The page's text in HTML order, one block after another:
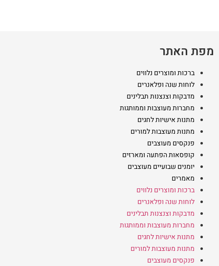
מפת האתר
ברכות ומוצרים נלווים
לוחות שנה ופלאנרים
מדבקות וצנצנות תבלינים
מחברות מעוצבות וממותגות
מתנות אישיות לחגים
מתנות מעוצבות למורים
פנקסים מעוצבים
קופסאות הפתעה ומארזים
יומנים שבועיים מעוצבים
מאמרים
ברכות ומוצרים נלווים
לוחות שנה ופלאנרים
מדבקות וצנצנות תבלינים
מחברות מעוצבות וממותגות
מתנות אישיות לחגים
מתנות מעוצבות למורים
פנקסים מעוצבים